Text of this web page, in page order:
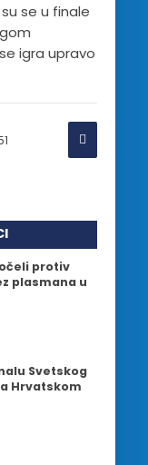
se u finale
igra upravo
protiv
plasmana u
Svetskog
Hrvatskom